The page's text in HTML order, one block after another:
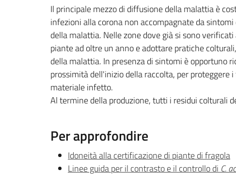
Il principale mezzo di diffusione della malattia è
infezioni alla corona non accompagnate da
della malattia. Nelle zone dove già si sono
piante ad oltre un anno e adottare pratiche
della malattia. In presenza di sintomi è opportuno
prossimità dell'inizio della raccolta, per
materiale infetto.
Al termine della produzione, tutti i residui colturali
Per approfondire
Idoneità alla certificazione di piante di fragola
Linee guida per il contrasto e il controllo di C.